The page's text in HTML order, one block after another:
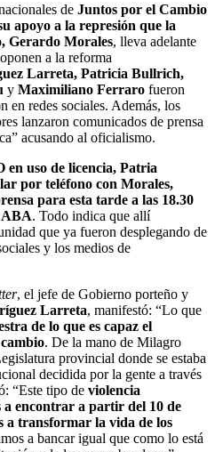
de Juntos por el Cambio
apoyo a la represión que la
Gerardo Morales, lleva adelante
a la reforma
Larreta, Patricia Bullrich,
y Maximiliano Ferraro fueron
en redes sociales. Además, los
lanzaron comunicados de prensa
acusando al oficialismo.
uso de licencia, Patria
por teléfono con Morales,
para esta tarde a las 18.30
. Todo indica que allí
que ya fueron desplegando de
y los medios de
, el jefe de Gobierno porteño y
Larreta, manifestó: “Lo que
de lo que es capaz el
. De la mano de Milagro
provincial donde se estaba
decidida por la gente a través
“Este tipo de violencia
a encontrar a partir del 10 de
a transformar la vida de los
a bancar igual que como lo está